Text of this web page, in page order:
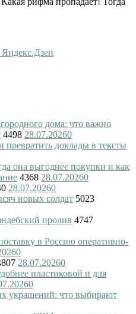
дома: что важно
4498 28.07.20260
превратить доклады в тексты
она выгоднее покупки и как
4368 28.07.20260
28.07.20260
новых солдат 5023
пролив 4747
в Россию оперативно-
0
28.07.20260
пластиковой и для
0
украшений: что выбирают